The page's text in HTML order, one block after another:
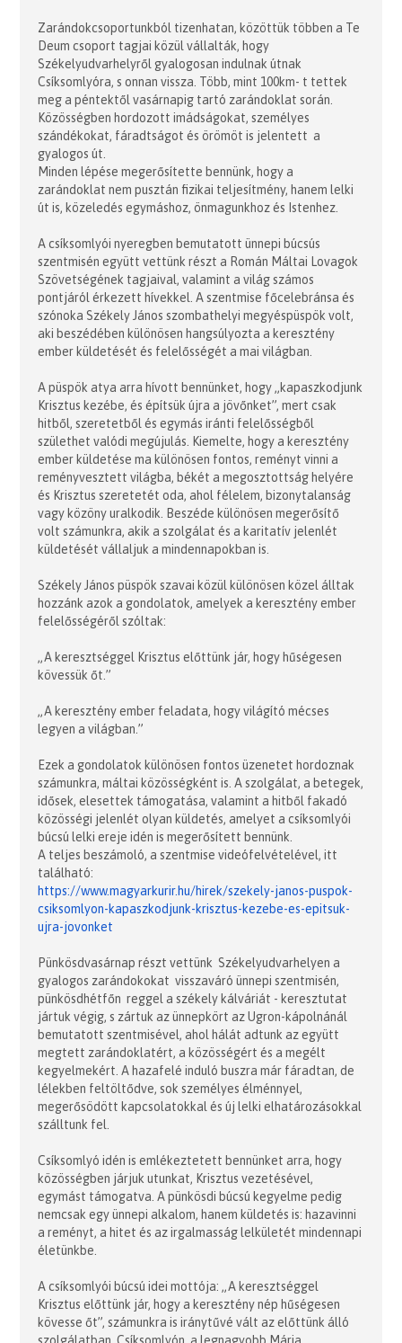
Zarándokcsoportunkból tizenhatan, közöttük többen a Te
Deum csoport tagjai közül vállalták, hogy
Székelyudvarhelyről gyalogosan indulnak útnak
Csíksomlyóra, s onnan vissza. Több, mint 100km- t tettek
meg a péntektől vasárnapig tartó zarándoklat során.
Közösségben hordozott imádságokat, személyes
szándékokat, fáradtságot és örömöt is jelentett a
gyalogos út.
Minden lépése megerősítette bennünk, hogy a
zarándoklat nem pusztán fizikai teljesítmény, hanem lelki
út is, közeledés egymáshoz, önmagunkhoz és Istenhez.
A csíksomlyói nyeregben bemutatott ünnepi búcsús
szentmisén együtt vettünk részt a Román Máltai Lovagok
Szövetségének tagjaival, valamint a világ számos
pontjáról érkezett hívekkel. A szentmise főcelebránsa és
szónoka Székely János szombathelyi megyéspüspök volt,
aki beszédében különösen hangsúlyozta a keresztény
ember küldetését és felelősségét a mai világban.
A püspök atya arra hívott bennünket, hogy „kapaszkodjunk
Krisztus kezébe, és építsük újra a jövőnket”, mert csak
hitből, szeretetből és egymás iránti felelősségből
születhet valódi megújulás. Kiemelte, hogy a keresztény
ember küldetése ma különösen fontos, reményt vinni a
reményvesztett világba, békét a megosztottság helyére
és Krisztus szeretetét oda, ahol félelem, bizonytalanság
vagy közöny uralkodik. Beszéde különösen megerősítő
volt számunkra, akik a szolgálat és a karitatív jelenlét
küldetését vállaljuk a mindennapokban is.
Székely János püspök szavai közül különösen közel álltak
hozzánk azok a gondolatok, amelyek a keresztény ember
felelősségéről szóltak:
„A keresztséggel Krisztus előttünk jár, hogy hűségesen
kövessük őt.”
„A keresztény ember feladata, hogy világító mécses
legyen a világban.”
Ezek a gondolatok különösen fontos üzenetet hordoznak
számunkra, máltai közösségként is. A szolgálat, a betegek,
idősek, elesettek támogatása, valamint a hitből fakadó
közösségi jelenlét olyan küldetés, amelyet a csíksomlyói
búcsú lelki ereje idén is megerősített bennünk.
A teljes beszámoló, a szentmise videófelvételével, itt
található:
https://www.magyarkurir.hu/hirek/szekely-janos-puspok-
csiksomlyon-kapaszkodjunk-krisztus-kezebe-es-epitsuk-
ujra-jovonket
Pünkösdvasárnap részt vettünk Székelyudvarhelyen a
gyalogos zarándokokat visszaváró ünnepi szentmisén,
pünkösdhétfőn reggel a székely kálváriát - keresztutat
jártuk végig, s zártuk az ünnepkört az Ugron-kápolnánál
bemutatott szentmisével, ahol hálát adtunk az együtt
megtett zarándoklatért, a közösségért és a megélt
kegyelmekért. A hazafelé induló buszra már fáradtan, de
lélekben feltöltődve, sok személyes élménnyel,
megerősödött kapcsolatokkal és új lelki elhatározásokkal
szálltunk fel.
Csíksomlyó idén is emlékeztetett bennünket arra, hogy
közösségben járjuk utunkat, Krisztus vezetésével,
egymást támogatva. A pünkösdi búcsú kegyelme pedig
nemcsak egy ünnepi alkalom, hanem küldetés is: hazavinni
a reményt, a hitet és az irgalmasság lelkületét mindennapi
életünkbe.
A csíksomlyói búcsú idei mottója: „A keresztséggel
Krisztus előttünk jár, hogy a keresztény nép hűségesen
kövesse őt”, számunkra is iránytűvé vált az előttünk álló
szolgálatban. Csíksomlyón, a legnagyobb Mária